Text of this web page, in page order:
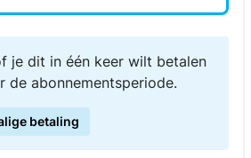
je dit in één keer wilt betalen
de abonnementsperiode.
betaling